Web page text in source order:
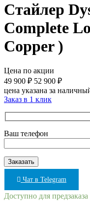
Стайлер
Complete
Copper )
Цена по акции
49 900 ₽ 52 900 ₽
цена указана за
Заказ в 1 клик
Ваш телефон
Чат в Telegram
Доступно для предзаказа